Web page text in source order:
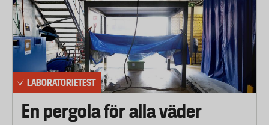
LABORATORIETEST
En pergola för alla väder